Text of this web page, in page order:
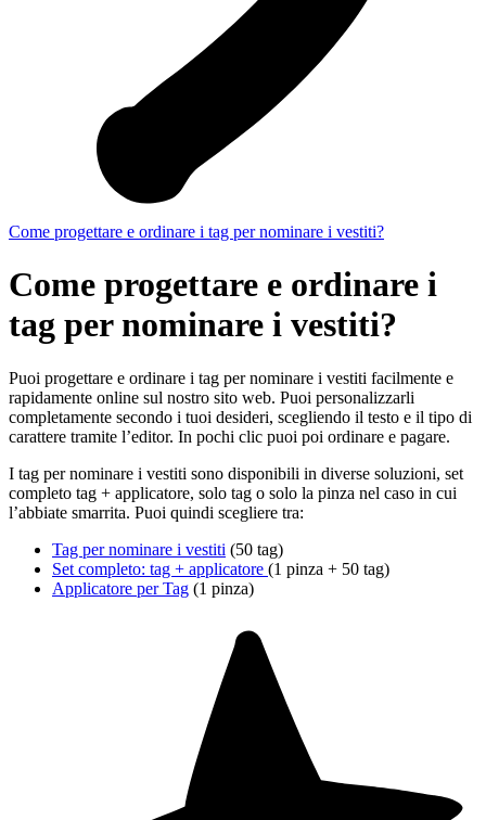
Come progettare e ordinare i tag per nominare i vestiti?
Come progettare e ordinare i
tag per nominare i vestiti?
Puoi progettare e ordinare i tag per nominare i vestiti facilmente e
rapidamente online sul nostro sito web. Puoi personalizzarli
completamente secondo i tuoi desideri, scegliendo il testo e il tipo di
carattere tramite l’editor. In pochi clic puoi poi ordinare e pagare.
I tag per nominare i vestiti sono disponibili in diverse soluzioni, set
completo tag + applicatore, solo tag o solo la pinza nel caso in cui
l’abbiate smarrita. Puoi quindi scegliere tra:
Tag per nominare i vestiti (50 tag)
Set completo: tag + applicatore (1 pinza + 50 tag)
Applicatore per Tag (1 pinza)